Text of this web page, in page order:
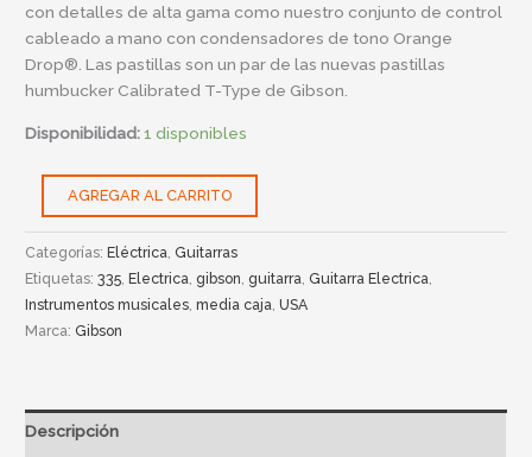
con detalles de alta gama como nuestro conjunto de control
cableado a mano con condensadores de tono Orange
Drop®. Las pastillas son un par de las nuevas pastillas
humbucker Calibrated T-Type de Gibson.
Disponibilidad:1 disponibles
AGREGAR AL CARRITO
Categorías:Eléctrica, Guitarras
Etiquetas:335,Electrica, gibson, guitarra, Guitarra Electrica,
Instrumentos musicales,media caja,USA
Marca: Gibson
Descripción